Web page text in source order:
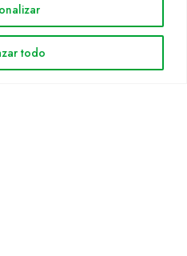
todo